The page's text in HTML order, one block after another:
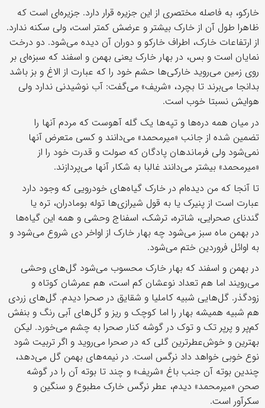
خارکو، به فاصله مختصری از این جزیره قرار دارد. جزیره‌ای است که
ظاهرا طول آن از خارک بیشتر و عرضش کمتر است، ولی سکنه ندارد.
از ارتفاعات خارک، اطراف خارکو و دوران آن دیده می‌شود. دو درخت
نمایان است و بس، در بهار خارک یعنی بهمن و اسفند که سبزه‌ای بر
روی زمین می‌روید خارکی‌ها حشم خود را که عبارت از الاغ و بز باشد
بدانجا می‌برند تا بچرد، «شریف» می‌گفت: آب نوشیدنی ندارد ولی
هوایش نسبتا خوب است.
در میان همه دره‌ها و تپه‌ها یک گله آهوست که مردم آنها را
تضمین شده از جانب «میرمحمد» می‌دانند و کسی متعرض آنها
نمی‌شود ولی فرماندهان پادگان که صولت و قدرت خود را از
«میرمحمد» بیشتر می‌دانند غالبا به شکار آنها می‌پردازند.
تا آنجا که من دیده‌ام در خارک گیاه‌های خودرویی که وجود دارد
عبارت است از پنیرک یا به قول شیرازی‌ها توله بومادران، تره یا
گندنای صحرایی، شاتره، ترشک، اسفناج وحشی و همه این گیاه‌ها
در بهمن ماه سبز می‌شود چه بهار خارک از اواخر دی شروع می‌شود و
به اوائل فروردین ختم می‌شود.
در بهمن و اسفند که بهار خارک محسوب می‌شود گل‌های وحشی
می‌رویند اما هم تعداد نوعشان کم است، هم عمرشان کوتاه و
زودگذر. گل‌هایی شبیه کاملیا و شقایق در صحرا دیدم. گل‌های زردی
هم شبیه همیشه بهار را اما کوچک و ریز و گل‌های آبی رنگ و بنفش
کم‌پر و پرپر تک و توک در گوشه کنار صحرا به چشم می‌خورد. لیکن
بهترین و خوش‌عطرترین گلی که در صحرا می‌روید و اگر تربیت شود
نوع خوبی خواهد داد نرگس است. در نیمه‌های بهمن گل می‌دهد،
چندین بوته آن جنب باغ «شریف» و چند تا بوته آن را در گوشه
صحن «میرمحمد» دیدم، عطر نرگس خارک مطبوع و سنگین و
سکرآور است.